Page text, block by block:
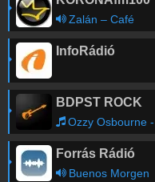
Zalán – Café
InfoRádió
BDPST ROCK
Ozzy Osbourne
Forrás Rádió
Buenos Morgen